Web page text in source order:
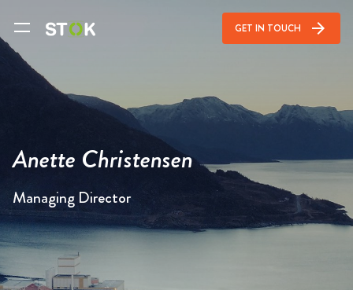
GET IN TOUCH arrow_forward
Anette Christensen
Managing Director